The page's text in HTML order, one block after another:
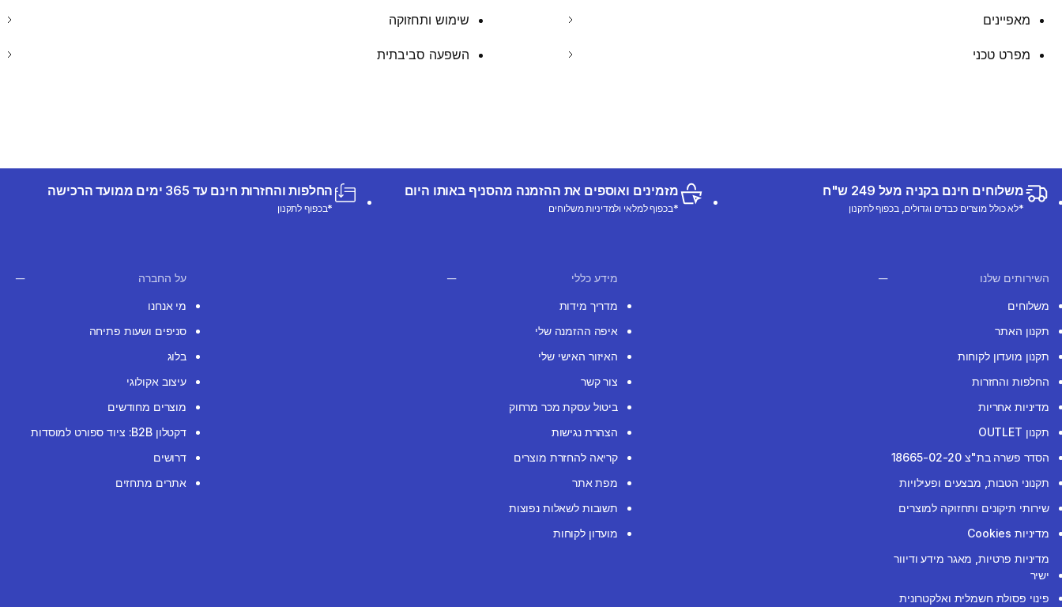
מאפיינים שימוש ותחזוקה
מפרט טכני השפעה סביבתית
משלוחים חינם בקניה מעל 249 ש"ח
*לא כולל מוצרים כבדים וגדולים, בכפוף לתקנון
מזמינים ואוספים את ההזמנה מהסניף באותו היום
*בכפוף למלאי ולמדיניות משלוחים
החלפות והחזרות חינם עד 365 ימים ממועד הרכישה
*בכפוף לתקנון
השירותים שלנו
משלוחים
תקנון האתר
תקנון מועדון לקוחות
החלפות והחזרות
מדיניות אחריות
תקנון OUTLET
הסדר פשרה בת"צ 18665-02-20
תקנוני הטבות, מבצעים ופעילויות
שירותי תיקונים ותחזוקה למוצרים
מדיניות Cookies
מדיניות פרטיות, מאגר מידע ודיוור
ישיר
פינוי פסולת חשמלית ואלקטרונית
מידע כללי
מדריך מידות
איפה ההזמנה שלי
האיזור האישי שלי
צור קשר
ביטול עסקת מכר מרחוק
הצהרת נגישות
קריאה להחזרת מוצרים
מפת אתר
תשובות לשאלות נפוצות
מועדון לקוחות
על החברה
מי אנחנו
סניפים ושעות פתיחה
בלוג
עיצוב אקולוגי
מוצרים מחודשים
דקטלון B2B: ציוד ספורט למוסדות
דרושים
אתרים מתחזים